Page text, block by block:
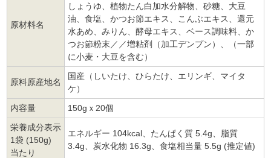
原材料名
しょうゆ、植物たん白加水分解物、砂糖、大豆
油、食塩、かつお節エキス、こんぶエキス、還元
水あめ、みりん、酵母エキス、ベース調味料、か
つお節粉末／／増粘剤（加工デンプン）、（一部
に小麦・大豆を含む）
原料原産地名
国産（しいたけ、ひらたけ、エリンギ、マイタ
ケ）
内容量
150gｘ20個
栄養成分表示
1袋 (150g)
当たり
エネルギー 104kcal、たんぱく質 5.4g、脂質
3.4g、炭水化物 16.3g、食塩相当量 5.5g (推定値)